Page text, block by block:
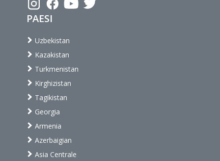
PAESI
Uzbekistan
Kazakistan
Turkmenistan
Kirghizistan
Tagikistan
Georgia
Armenia
Azerbaigian
Asia Centrale